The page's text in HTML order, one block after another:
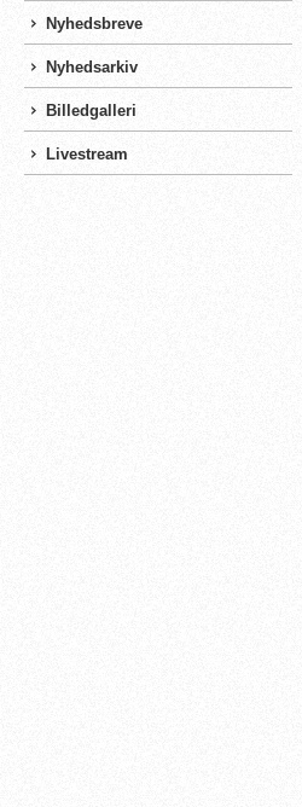
Nyhedsbreve
Nyhedsarkiv
Billedgalleri
Livestream